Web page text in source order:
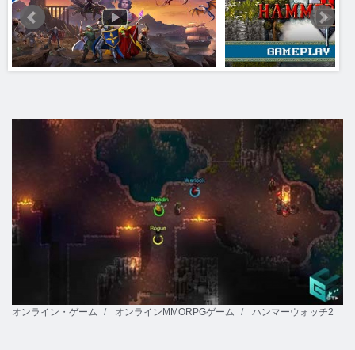
オンライン・ゲーム オンラインMMORPGゲーム ハンマーウォッチ2